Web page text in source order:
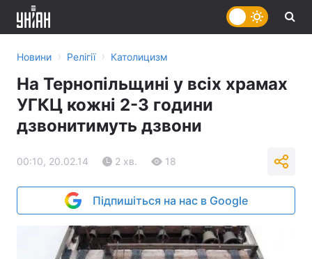
Новини › Релігії › Католицизм
На Тернопільщині у всіх храмах
УГКЦ кожні 2-3 години
дзвонитимуть дзвони
00:10, 20.02.14 2 хв. 18
Підпишіться на нас в Google